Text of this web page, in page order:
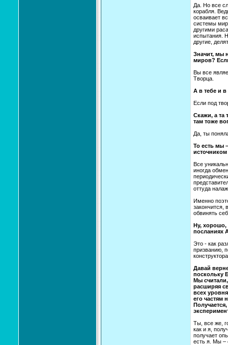
Да. Но все
корабля.
осваивает
системы
другими
испытания.
другие,
Значит, мы
миров?
Вы все
Творца.
А в тебе и в
Если под
Скажи, а та
там тоже
Да, ты
То есть мы
Все
иногда
оттуда
Именно
закончится,
обвинять
Ну, хорошо,
посланиях
Это - как
призванию,
Давай
поскольку
Мы
расширяя
всех
его частям
Ты, все же,
как и я,
получает
есть я. Мы –